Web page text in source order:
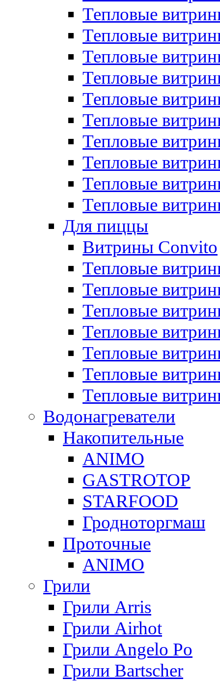
Тепловые
Тепловые
Тепловые
Тепловые
Тепловые
Тепловые
Тепловые
Тепловые
Тепловые
Тепловые
Для пиццы
Витрины Convito
Тепловые
Тепловые
Тепловые
Тепловые
Тепловые
Тепловые
Тепловые
Водонагреватели
Накопительные
ANIMO
GASTROTOP
STARFOOD
Гродноторгмаш
Проточные
ANIMO
Грили
Грили Arris
Грили Airhot
Грили Angelo Po
Грили Bartscher